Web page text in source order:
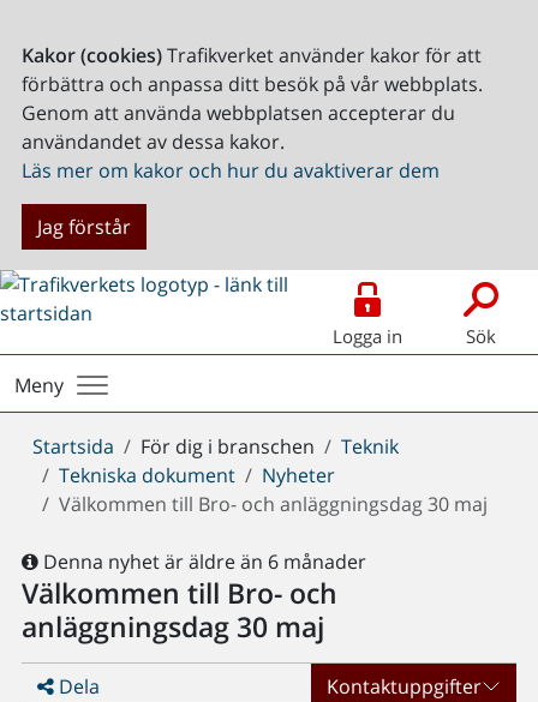
Kakor (cookies)Trafikverket använder kakor för att
förbättra och anpassa ditt besök på vår webbplats.
Genom att använda webbplatsen accepterar du
användandet av dessa kakor.
Läs mer om kakor och hur du avaktiverar dem
Jag förstår
Logga in Sök
Meny
Du
är
här:
Startsida För dig i branschen
Teknik
Tekniska dokument
Nyheter
Välkommen till Bro- och anläggningsdag 30 maj
Denna nyhet är äldre än 6 månader
Välkommen till Bro- och
anläggningsdag 30 maj
Dela Kontaktuppgifter